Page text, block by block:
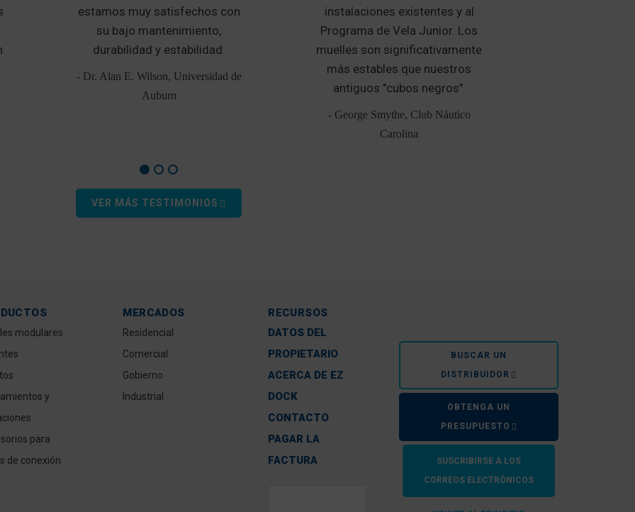
estamos muy satisfechos con
su bajo mantenimiento,
durabilidad y estabilidad.
- Dr. Alan E. Wilson, Universidad de
Auburn
instalaciones existentes y al
Programa de Vela Junior. Los
muelles son significativamente
más estables que nuestros
antiguos "cubos negros".
- George Smythe, Club Náutico
Carolina
VER MÁS TESTIMONIOS
modulares
y
para
de conexión
MERCADOS
Residencial
Comercial
Gobierno
Industrial
RECURSOS
DATOS DEL
PROPIETARIO
ACERCA DE EZ
DOCK
CONTACTO
PAGAR LA
FACTURA
BUSCAR UN
DISTRIBUIDOR
OBTENGA UN
PRESUPUESTO
SUSCRIBIRSE A LOS
CORREOS ELECTRÓNICOS